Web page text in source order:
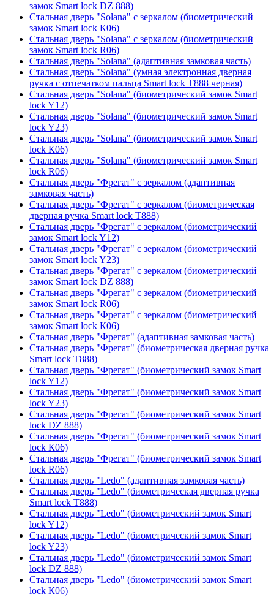
замок Smart lock DZ 888)
Стальная дверь "Solana" с зеркалом (биометрический
замок Smart lock К06)
Стальная дверь "Solana" с зеркалом (биометрический
замок Smart lock R06)
Стальная дверь "Solana" (адаптивная замковая часть)
Стальная дверь "Solana" (умная электронная дверная
ручка с отпечатком пальца Smart lock T888 черная)
Стальная дверь "Solana" (биометрический замок Smart
lock Y12)
Стальная дверь "Solana" (биометрический замок Smart
lock Y23)
Стальная дверь "Solana" (биометрический замок Smart
lock К06)
Стальная дверь "Solana" (биометрический замок Smart
lock R06)
Стальная дверь "Фрегат" с зеркалом (адаптивная
замковая часть)
Стальная дверь "Фрегат" с зеркалом (биометрическая
дверная ручка Smart lock T888)
Стальная дверь "Фрегат" с зеркалом (биометрический
замок Smart lock Y12)
Стальная дверь "Фрегат" с зеркалом (биометрический
замок Smart lock Y23)
Стальная дверь "Фрегат" с зеркалом (биометрический
замок Smart lock DZ 888)
Стальная дверь "Фрегат" с зеркалом (биометрический
замок Smart lock R06)
Стальная дверь "Фрегат" с зеркалом (биометрический
замок Smart lock К06)
Стальная дверь "Фрегат" (адаптивная замковая часть)
Стальная дверь "Фрегат" (биометрическая дверная ручка
Smart lock T888)
Стальная дверь "Фрегат" (биометрический замок Smart
lock Y12)
Стальная дверь "Фрегат" (биометрический замок Smart
lock Y23)
Стальная дверь "Фрегат" (биометрический замок Smart
lock DZ 888)
Стальная дверь "Фрегат" (биометрический замок Smart
lock К06)
Стальная дверь "Фрегат" (биометрический замок Smart
lock R06)
Стальная дверь "Ledo" (адаптивная замковая часть)
Стальная дверь "Ledo" (биометрическая дверная ручка
Smart lock T888)
Стальная дверь "Ledo" (биометрический замок Smart
lock Y12)
Стальная дверь "Ledo" (биометрический замок Smart
lock Y23)
Стальная дверь "Ledo" (биометрический замок Smart
lock DZ 888)
Стальная дверь "Ledo" (биометрический замок Smart
lock К06)